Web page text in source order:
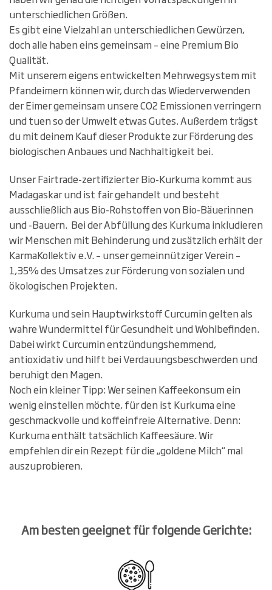
unterschiedlichen Größen.
Es gibt eine Vielzahl an unterschiedlichen Gewürzen,
doch alle haben eins gemeinsam – eine Premium Bio
Qualität.
Mit unserem eigens entwickelten Mehrwegsystem mit
Pfandeimern können wir, durch das Wiederverwenden
der Eimer gemeinsam unsere CO2 Emissionen verringern
und tuen so der Umwelt etwas Gutes. Außerdem trägst
du mit deinem Kauf dieser Produkte zur Förderung des
biologischen Anbaues und Nachhaltigkeit bei.
Unser Fairtrade-zertifizierter Bio-Kurkuma kommt aus
Madagaskar und ist fair gehandelt und besteht
ausschließlich aus Bio-Rohstoffen von Bio-Bäuerinnen
und -Bauern. Bei der Abfüllung des Kurkuma inkludieren
wir Menschen mit Behinderung und zusätzlich erhält der
KarmaKollektiv e.V. – unser gemeinnütziger Verein –
1,35% des Umsatzes zur Förderung von sozialen und
ökologischen Projekten.
Kurkuma und sein Hauptwirkstoff Curcumin gelten als
wahre Wundermittel für Gesundheit und Wohlbefinden.
Dabei wirkt Curcumin entzündungshemmend,
antioxidativ und hilft bei Verdauungsbeschwerden und
beruhigt den Magen.
Noch ein kleiner Tipp: Wer seinen Kaffeekonsum ein
wenig einstellen möchte, für den ist Kurkuma eine
geschmackvolle und koffeinfreie Alternative. Denn:
Kurkuma enthält tatsächlich Kaffeesäure. Wir
empfehlen dir ein Rezept für die „goldene Milch“ mal
auszuprobieren.
Am besten geeignet für folgende Gerichte: